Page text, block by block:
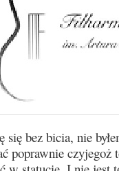
się bez bicia, nie
poprawnie